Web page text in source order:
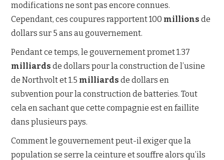
modifications ne sont pas encore connues.
Cependant, ces coupures rapportent 100 millionsde
dollars sur 5 ans au gouvernement.
Pendant ce temps, le gouvernement promet 1.37
milliardsde dollars pour la construction de l’usine
de Northvolt et 1.5 milliardsde dollars en
subvention pour la construction de batteries. Tout
cela en sachant que cette compagnie est en faillite
dans plusieurs pays.
Comment le gouvernement peut-il exiger que la
population se serre la ceinture et souffre alors qu’ils